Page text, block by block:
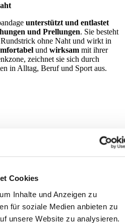
Cookies
Inhalte und Anzeigen zu
für soziale Medien anbieten zu
unsere Website zu analysieren.
unterstützt und entlastet
und Prellungen. Sie besteht
ohne Naht und wirkt in
und wirksam mit ihrer
zeichnet sie sich durch
in Alltag, Beruf und Sport aus.
interessieren